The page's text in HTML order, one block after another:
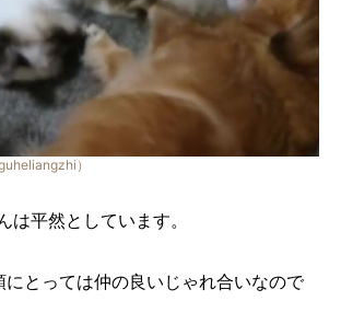
）
は平然としています。
にとっては仲の良いじゃれ合いなので